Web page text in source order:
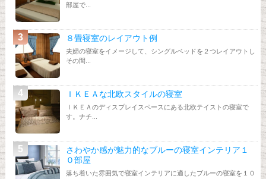
部屋で...
８畳寝室のレイアウト例
夫婦の寝室をイメージして、シングルベッドを２つレイアウトし
その間...
ＩＫＥＡな北欧スタイルの寝室
ＩＫＥＡのディスプレイスペースにある北欧テイストの寝室で
す。ナチ...
さわやか感が魅力的なブルーの寝室インテリア１
０部屋
落ち着いた雰囲気で寝室インテリアに適したブルーの寝室を１０